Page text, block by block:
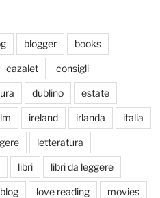
blogger books
cazalet consigli
dublino estate
ireland irlanda italia
letteratura
libri libri da leggere
love reading movies